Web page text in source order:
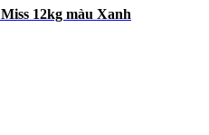
Bình gas COMPOSITE Miss 12kg màu Xanh